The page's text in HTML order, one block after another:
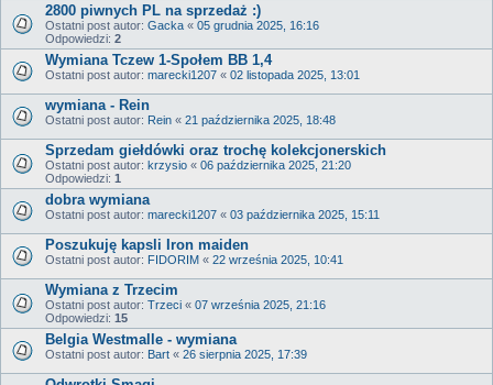
2800 piwnych PL na sprzedaż :)
Ostatni post autor: Gacka « 05 grudnia 2025, 16:16
Odpowiedzi: 2
Wymiana Tczew 1-Społem BB 1,4
Ostatni post autor: marecki1207 « 02 listopada 2025, 13:01
wymiana - Rein
Ostatni post autor: Rein « 21 października 2025, 18:48
Sprzedam giełdówki oraz trochę kolekcjonerskich
Ostatni post autor: krzysio « 06 października 2025, 21:20
Odpowiedzi: 1
dobra wymiana
Ostatni post autor: marecki1207 « 03 października 2025, 15:11
Poszukuję kapsli Iron maiden
Ostatni post autor: FIDORIM « 22 września 2025, 10:41
Wymiana z Trzecim
Ostatni post autor: Trzeci « 07 września 2025, 21:16
Odpowiedzi: 15
Belgia Westmalle - wymiana
Ostatni post autor: Bart « 26 sierpnia 2025, 17:39